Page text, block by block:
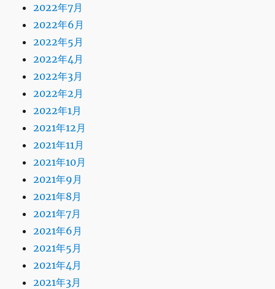
2022年7月
2022年6月
2022年5月
2022年4月
2022年3月
2022年2月
2022年1月
2021年12月
2021年11月
2021年10月
2021年9月
2021年8月
2021年7月
2021年6月
2021年5月
2021年4月
2021年3月